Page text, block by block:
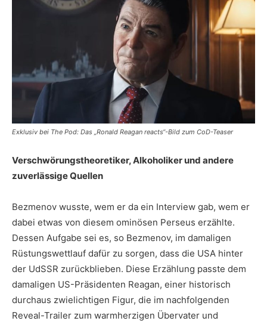
Exklusiv bei The Pod: Das „Ronald Reagan reacts“-Bild zum CoD-Teaser
Verschwörungstheoretiker, Alkoholiker und andere
zuverlässige Quellen
Bezmenov wusste, wem er da ein Interview gab, wem er
dabei etwas von diesem ominösen Perseus erzählte.
Dessen Aufgabe sei es, so Bezmenov, im damaligen
Rüstungswettlauf dafür zu sorgen, dass die USA hinter
der UdSSR zurückblieben. Diese Erzählung passte dem
damaligen US-Präsidenten Reagan, einer historisch
durchaus zwielichtigen Figur, die im nachfolgenden
Reveal-Trailer zum warmherzigen Übervater und